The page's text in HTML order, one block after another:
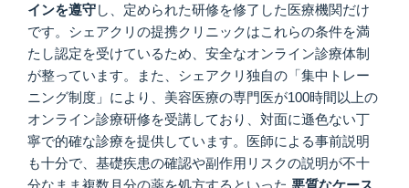
インを遵守し、定められた研修を修了した医療機関だけ
です。シェアクリの提携クリニックはこれらの条件を満
たし認定を受けているため、安全なオンライン診療体制
が整っています。また、シェアクリ独自の「集中トレー
ニング制度」により、美容医療の専門医が100時間以上の
オンライン診療研修を受講しており、対面に遜色ない丁
寧で的確な診療を提供しています。医師による事前説明
も十分で、基礎疾患の確認や副作用リスクの説明が不十
分なまま複数月分の薬を処方するといった 悪質なケース